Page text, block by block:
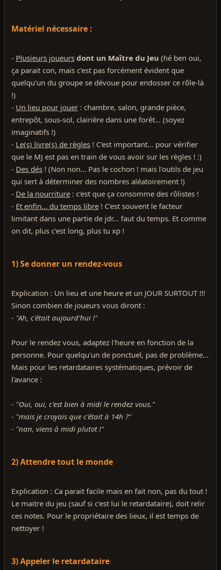
Matériel nécessaire :
- Plusieurs joueurs dont un Maître du Jeu (hé ben oui,
ça parait con, mais c'est pas forcément évident que
quelqu'un du groupe se dévoue pour endosser ce rôle-là
!)
- Un lieu pour jouer : chambre, salon, grande pièce,
entrepôt, sous-sol, clairière dans une forêt... (soyez
imaginatifs !)
- Le(s) livre(s) de règles ! C'est important... pour vérifier
que le MJ est pas en train de vous avoir sur les règles ! :)
- Des dés ! (Non non... Pas le cochon ! mais l'outils de jeu
qui sert à déterminer des nombres aléatoirement !)
- De la nourriture : c'est que ça consomme des rôlistes !
- Et enfin... du temps libre ! C'est souvent le facteur
limitant dans une partie de jdr... faut du temps. Et comme
on dit, plus c'est long, plus tu xp !
1) Se donner un rendez-vous
Explication : Un lieu et une heure et un JOUR SURTOUT !!!
Sinon combien de joueurs vous diront :
- "Ah, c'était aujourd'hui !"
Pour le rendez vous, adaptez l'heure en fonction de la
personne. Pour quelqu'un de ponctuel, pas de problème...
Mais pour les retardataires systématiques, prévoir de
l'avance :
- "Oui, oui, c'est bien à midi le rendez vous."
- "mais je croyais que c'était à 14h ?"
- "nan, viens à midi plutot !"
2) Attendre tout le monde
Explication : Ca parait facile mais en fait non, pas du tout !
Le maitre du jeu (sauf si c'est lui le retardataire), doit relir
ces notes. Pour le propriétaire des lieux, il est temps de
nettoyer !
3) Appeler le retardataire